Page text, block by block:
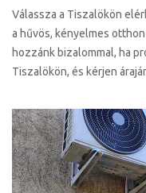
Válassza a Tiszalökön
a hűvös, kényelmes
hozzánk bizalommal, ha
Tiszalökön, és kérjen